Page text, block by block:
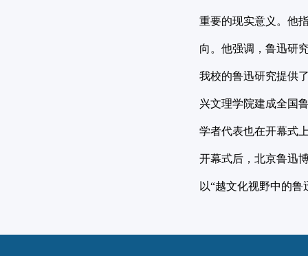
重要的现实意义。他
向。他强调，鲁迅研
我校的鲁迅研究提供
兴文理学院建成全国
学者代表也在开幕式
开幕式后，北京鲁迅
以“越文化视野中的